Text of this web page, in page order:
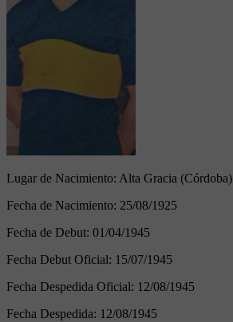
Lugar de Nacimiento: Alta Gracia (Córdoba)
Fecha de Nacimiento: 25/08/1925
Fecha de Debut: 01/04/1945
Fecha Debut Oficial: 15/07/1945
Fecha Despedida Oficial: 12/08/1945
Fecha Despedida: 12/08/1945